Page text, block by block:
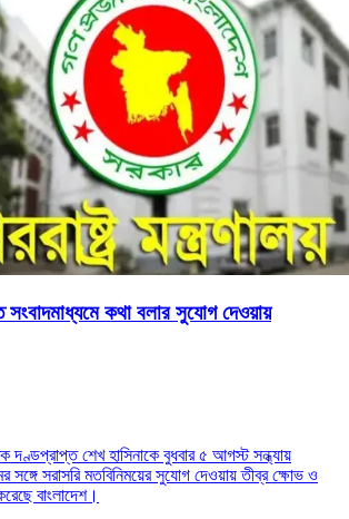
সংবাদমাধ্যমে কথা বলার সুযোগ দেওয়ায়
শেখ হাসিনাকে বুধবার ৫ আগস্ট সন্ধ্যায়
সঙ্গে সরাসরি মতবিনিময়ের সুযোগ দেওয়ায় তীব্র ক্ষোভ ও
বাংলাদেশ।